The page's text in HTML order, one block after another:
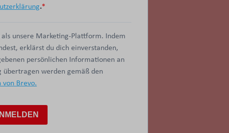
.
unsere Marketing-Plattform. Indem
erklärst du dich einverstanden,
persönlichen Informationen an
übertragen werden gemäß den
von Brevo.